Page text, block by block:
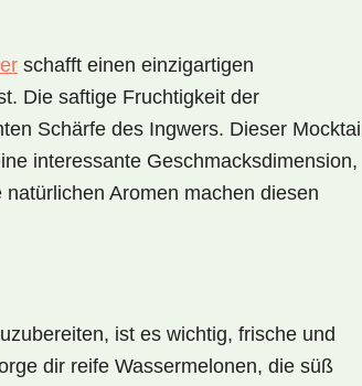
schafft einen einzigartigen
Die saftige Fruchtigkeit der
Schärfe des Ingwers. Dieser Mocktail
interessante Geschmacksdimension,
Aromen machen diesen
ist es wichtig, frische und
dir reife Wassermelonen, die süß